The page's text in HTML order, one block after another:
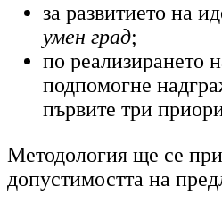
за развитието на
умен град;
по реализирането
подпомогне
първите три
Методология ще се
допустимостта на